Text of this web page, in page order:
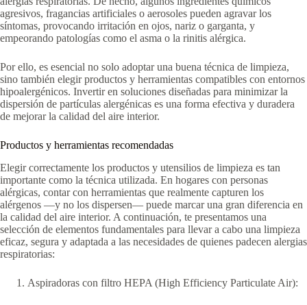
agresivos, fragancias artificiales o aerosoles pueden agravar los
síntomas, provocando irritación en ojos, nariz o garganta, y
empeorando patologías como el asma o la rinitis alérgica.
Por ello, es esencial no solo adoptar una buena técnica de limpieza,
sino también elegir productos y herramientas compatibles con entornos
hipoalergénicos. Invertir en soluciones diseñadas para minimizar la
dispersión de partículas alergénicas es una forma efectiva y duradera
de mejorar la calidad del aire interior.
Productos y herramientas recomendadas
Elegir correctamente los productos y utensilios de limpieza es tan
importante como la técnica utilizada. En hogares con personas
alérgicas, contar con herramientas que realmente capturen los
alérgenos —y no los dispersen— puede marcar una gran diferencia en
la calidad del aire interior. A continuación, te presentamos una
selección de elementos fundamentales para llevar a cabo una limpieza
eficaz, segura y adaptada a las necesidades de quienes padecen alergias
respiratorias:
Aspiradoras con filtro HEPA (High Efficiency Particulate Air):